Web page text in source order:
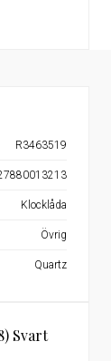
Svart
R3463519
Klocklåda
Övrig
Quartz